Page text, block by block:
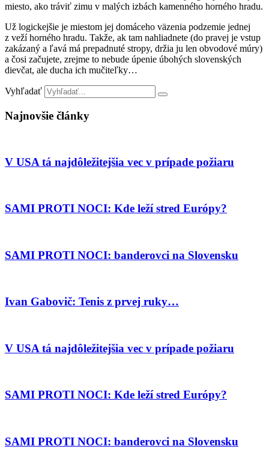
miesto, ako tráviť zimu v malých izbách kamenného horného hradu.
Už logickejšie je miestom jej domáceho väzenia podzemie jednej
z veží horného hradu. Takže, ak tam nahliadnete (do pravej je vstup
zakázaný a ľavá má prepadnuté stropy, držia ju len obvodové múry)
a čosi začujete, zrejme to nebude úpenie úbohých slovenských
dievčat, ale ducha ich mučiteľky…
Vyhľadať
Najnovšie články
V USA tá najdôležitejšia vec v prípade požiaru
SAMI PROTI NOCI: Kde leží stred Európy?
SAMI PROTI NOCI: banderovci na Slovensku
Ivan Gabovič: Tenis z prvej ruky…
V USA tá najdôležitejšia vec v prípade požiaru
SAMI PROTI NOCI: Kde leží stred Európy?
SAMI PROTI NOCI: banderovci na Slovensku